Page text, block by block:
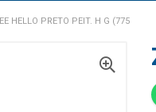
HELLO PRETO PEIT. H G (775